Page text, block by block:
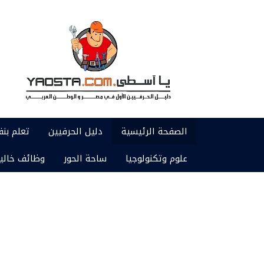
الصفحة الرئيسية دليل الحرفيين تعلم
علوم وتكنولوجيا
ساحة الحور وظائف